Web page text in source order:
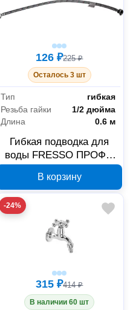
126 ₽225 ₽
Осталось 3 шт
Тип
гибкая
Резьба гайки
1/2 дюйма
Длина
0.6 м
Гибкая подводка для
воды FRESSO ПРОФФ
В корзину
-24%
315 ₽414 ₽
В наличии 60 шт